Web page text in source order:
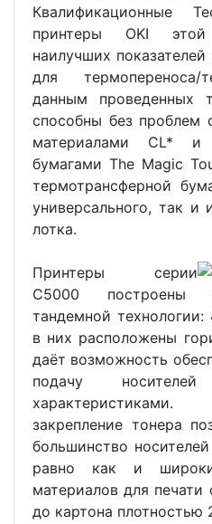
Квалификационные
принтеры OKI
наилучших
для термопереноса/
данным проведенных
способны без проблем
материалами CL* и
бумагами The Magic
термотрансферной
универсального, так и
лотка.
Принтеры серии
C5000 построены
тандемной
в них расположены
даёт возможность
подачу
характеристиками.
закрепление тонера
большинство
равно как и
материалов для печати
до картона плотностью